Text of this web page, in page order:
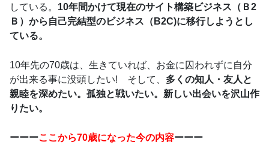
している。 10年間かけて現在のサイト構築ビジネス（Ｂ2
Ｂ）から自己完結型のビジネス（B2C)に移行しようとし
ている。
10年先の70歳は、生きていれば、お金に囚われずに自分
が出来る事に没頭したい! そして、 多くの知人・友人と
親睦を深めたい。孤独と戦いたい。新しい出会いを沢山作
りたい。
ーーーここから70歳になった今の内容ーーー